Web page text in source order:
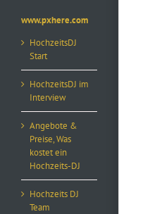
www.pxhere.com
HochzeitsDJ
Start
HochzeitsDJ im
Interview
Angebote &
Preise, Was
kostet ein
Hochzeits-DJ
Hochzeits DJ
Team